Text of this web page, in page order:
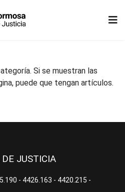
Si se muestran las
puede que tengan artículos.
JUSTICIA
- 4426.163 - 4420.215 -